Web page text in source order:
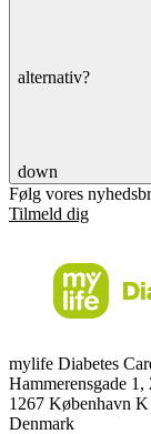
alternativ?
down
Følg vores
Tilmeld dig
mylife Diabetes
Hammerensgade 1,
1267 København K
Denmark